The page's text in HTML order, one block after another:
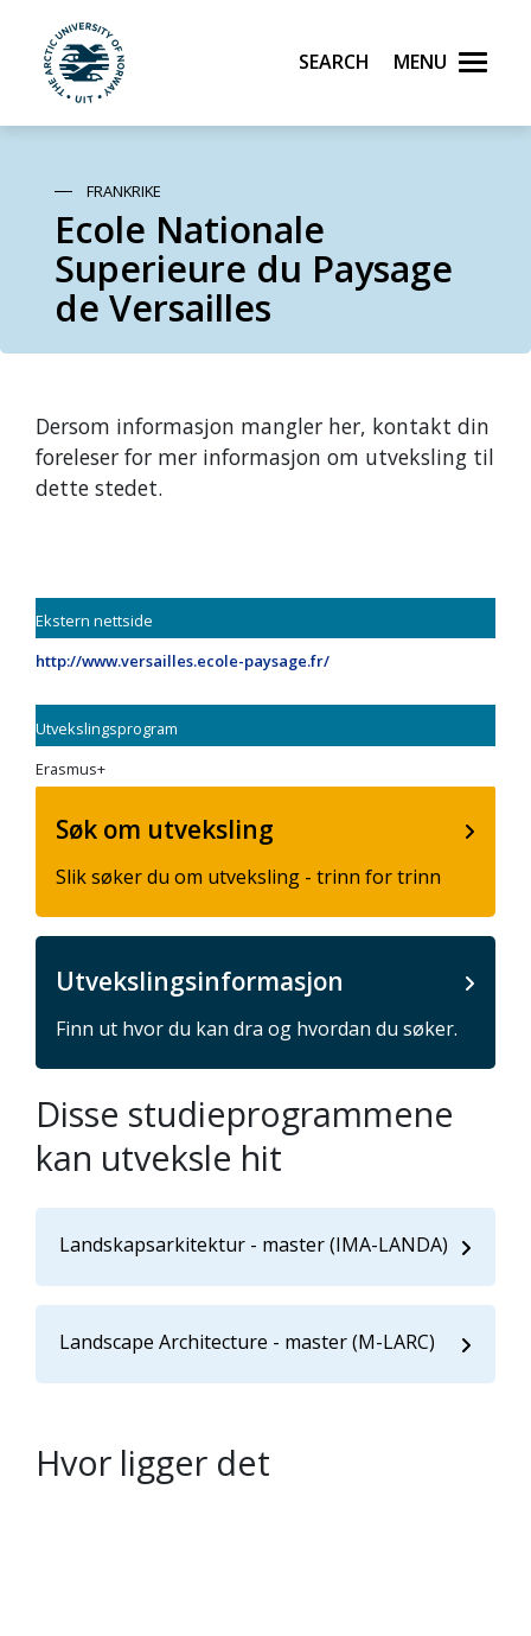
Skip to main content
UiT The Arctic University of Norway
Search Menu
FRANKRIKE
Ecole Nationale
Superieure du Paysage
de Versailles
Dersom informasjon mangler her, kontakt din
foreleser for mer informasjon om utveksling til
dette stedet.
Ekstern nettside
http://www.versailles.ecole-paysage.fr/
Utvekslingsprogram
Erasmus+
Søk om utveksling
Slik søker du om utveksling - trinn for trinn
Utvekslingsinformasjon
Finn ut hvor du kan dra og hvordan du søker.
Disse studieprogrammene
kan utveksle hit
Landskapsarkitektur - master (IMA-LANDA)
Landscape Architecture - master (M-LARC)
Hvor ligger det